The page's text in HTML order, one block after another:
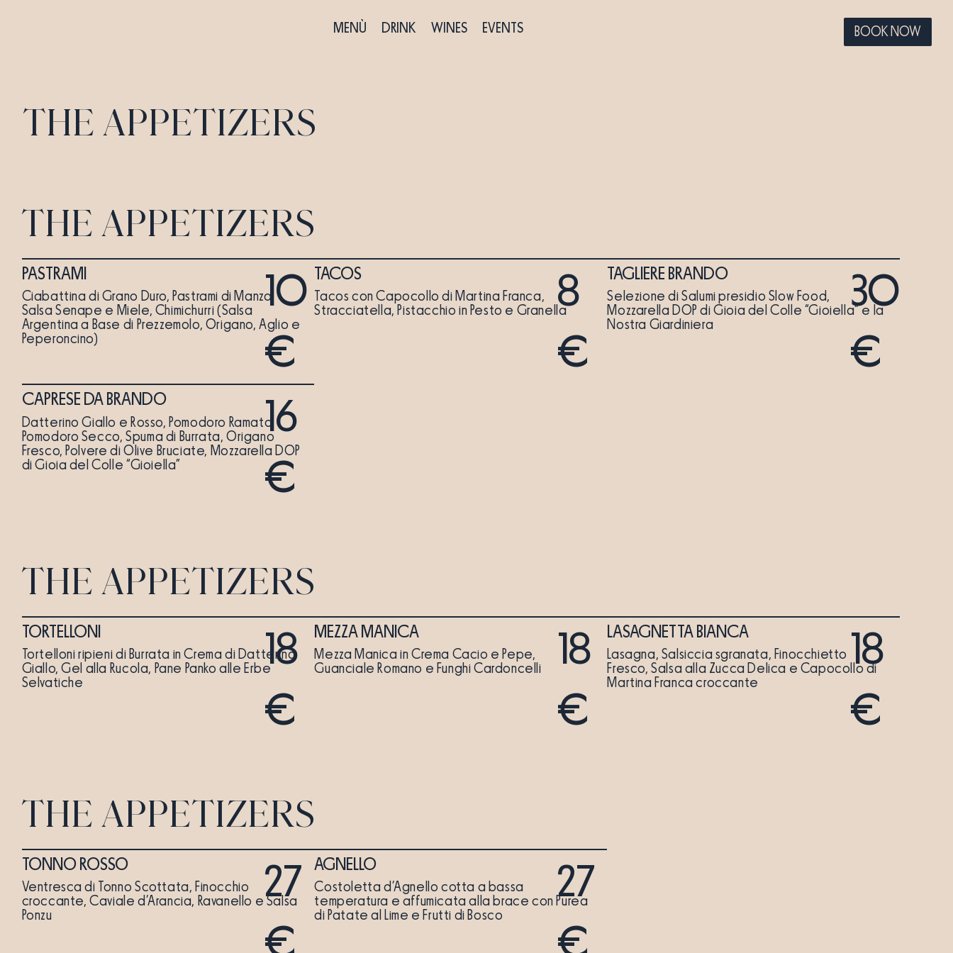
MENÙ DRINK WINES EVENTS BOOK NOW
THE APPETIZERS
PASTRAMI
Ciabattina di Grano Duro, Pastrami di Manzo,
Salsa Senape e Miele, Chimichurri (Salsa
Argentina a Base di Prezzemolo, Origano, Aglio e
Peperoncino)
10
€
TACOS
Tacos con Capocollo di Martina Franca,
Stracciatella, Pistacchio in Pesto e Granella8
€
TAGLIERE BRANDO
Selezione di Salumi presidio Slow Food,
Mozzarella DOP di Gioia del Colle “Gioiella” e la
Nostra Giardiniera
30
€
CAPRESE DA BRANDO
Datterino Giallo e Rosso, Pomodoro Ramato,
Pomodoro Secco, Spuma di Burrata, Origano
Fresco, Polvere di Olive Bruciate, Mozzarella DOP
di Gioia del Colle “Gioiella”
16
€
THE APPETIZERS
TORTELLONI
Tortelloni ripieni di Burrata in Crema di Datterino
Giallo, Gel alla Rucola, Pane Panko alle Erbe
Selvatiche
18
€
MEZZA MANICA
Mezza Manica in Crema Cacio e Pepe,
Guanciale Romano e Funghi Cardoncelli
18
€
LASAGNETTA BIANCA
Lasagna, Salsiccia sgranata, Finocchietto
Fresco, Salsa alla Zucca Delica e Capocollo di
Martina Franca croccante
18
€
THE APPETIZERS
TONNO ROSSO
Ventresca di Tonno Scottata, Finocchio
croccante, Caviale d’Arancia, Ravanello e Salsa
Ponzu
27
€
AGNELLO
Costoletta d’Agnello cotta a bassa
temperatura e affumicata alla brace con Purea
di Patate al Lime e Frutti di Bosco
27
€
THE APPETIZERS